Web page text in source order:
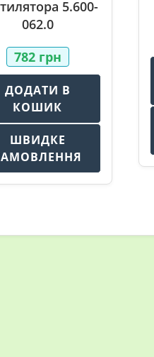
5.600-
062.0
782 грн
ДОДАТИ В
КОШИК
ШВИДКЕ